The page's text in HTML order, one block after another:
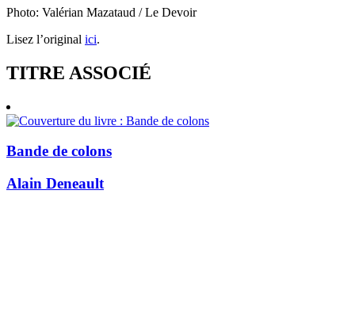
Photo: Valérian Mazataud / Le Devoir
Lisez l’original ici.
TITRE ASSOCIÉ
Bande de colons
Alain Deneault